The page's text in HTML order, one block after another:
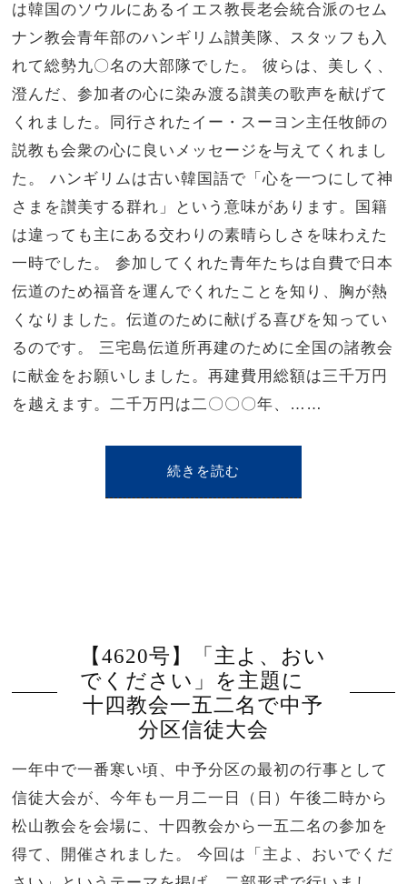
は韓国のソウルにあるイエス教長老会統合派のセム
ナン教会青年部のハンギリム讃美隊、スタッフも入
れて総勢九〇名の大部隊でした。 彼らは、美しく、
澄んだ、参加者の心に染み渡る讃美の歌声を献げて
くれました。同行されたイー・スーヨン主任牧師の
説教も会衆の心に良いメッセージを与えてくれまし
た。 ハンギリムは古い韓国語で「心を一つにして神
さまを讃美する群れ」という意味があります。国籍
は違っても主にある交わりの素晴らしさを味わえた
一時でした。 参加してくれた青年たちは自費で日本
伝道のため福音を運んでくれたことを知り、胸が熱
くなりました。伝道のために献げる喜びを知ってい
るのです。 三宅島伝道所再建のために全国の諸教会
に献金をお願いしました。再建費用総額は三千万円
を越えます。二千万円は二〇〇〇年、……
続きを読む
【4620号】「主よ、おい
でください」を主題に
十四教会一五二名で中予
分区信徒大会
一年中で一番寒い頃、中予分区の最初の行事として
信徒大会が、今年も一月二一日（日）午後二時から
松山教会を会場に、十四教会から一五二名の参加を
得て、開催されました。 今回は「主よ、おいでくだ